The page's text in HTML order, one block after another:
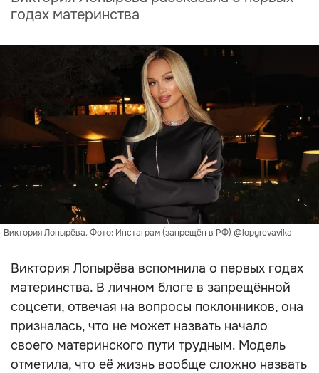
годах материнства
Виктория Лопырёва. Фото: Инстаграм (запрещён в РФ) @lopyrevavika
Виктория Лопырёва вспомнила о первых годах
материнства. В личном блоге в запрещённой
соцсети, отвечая на вопросы поклонников, она
призналась, что не может назвать начало
своего материнского пути трудным. Модель
отметила, что её жизнь вообще сложно назвать